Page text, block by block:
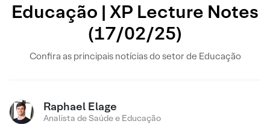
Educação | XP Lecture Notes
(17/02/25)
Confira as principais notícias do setor de Educação
Raphael Elage
Analista de Saúde e Educação